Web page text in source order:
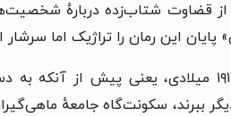
از قضاوت شتاب‌زده دربارهٔ
این رمان را تراژیک اما
ببرند، سکونت‌گاه جامعهٔ